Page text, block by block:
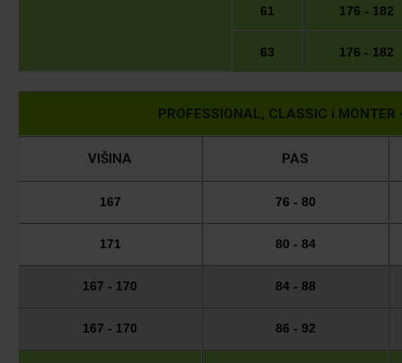
61 176 - 182
63 176 - 182
PROFESSIONAL, CLASSIC i
VIŠINA PAS
167 76 - 80
171 80 - 84
167 - 170 84 - 88
167 - 170 86 - 92